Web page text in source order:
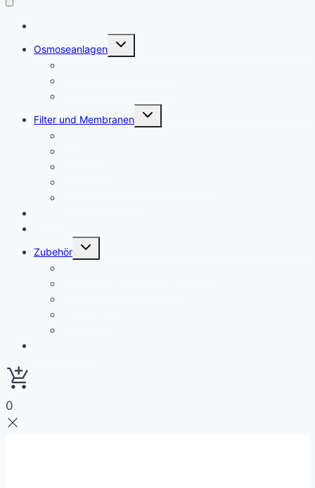
Osmoseanlagen
Untermenü
Filter und Membranen
Untermenü
Zubehör
Untermenü
0